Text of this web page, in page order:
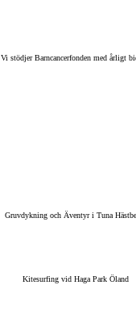
Vi stödjer Barncancerfonden med årligt
Gruvdykning och Äventyr i Tuna
Kitesurfing vid Haga Park Öland